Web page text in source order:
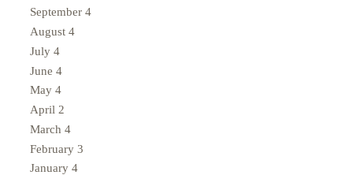
September 4
August 4
July 4
June 4
May 4
April 2
March 4
February 3
January 4